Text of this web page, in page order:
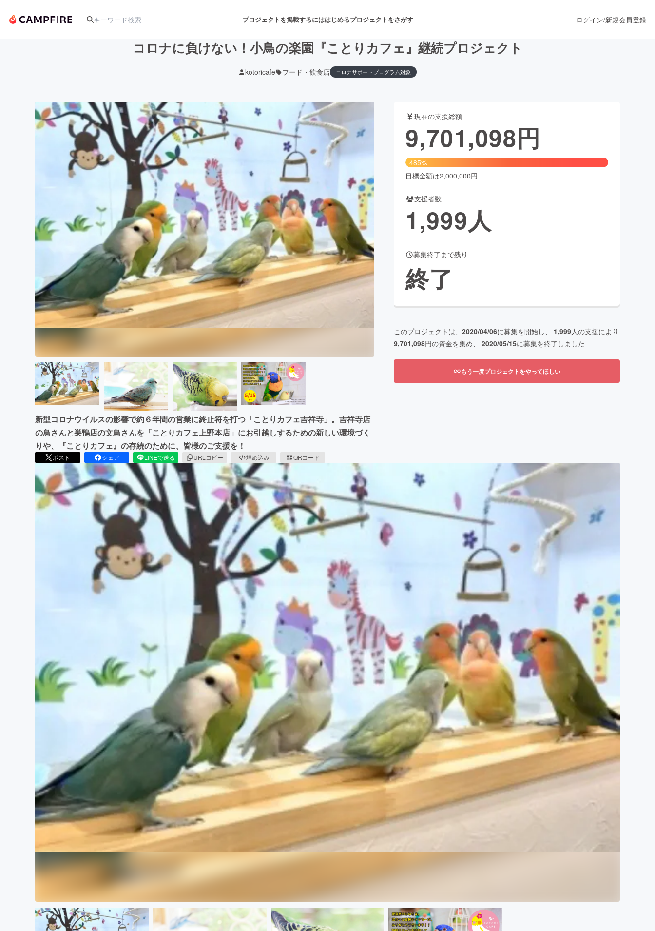
プロジェクトを掲載するにははじめるプロジェクトをさがす
アート・写真 音楽 舞台・パフォーマンス
テクノロジー・ガジェット ゲーム・サービス開発 フード・飲食店 ファッション
映像・映画 書籍・雑誌出版
ビジネス・起業 チャレンジ ビューティー・ヘルスケア
まちづくり・地域活性化
CAMPFIRE for Social GoodCAMPFIRE Creation
CAMPFIREふるさと納税machi-ya コミュニティ
ログイン/新規会員登録
コロナに負けない！小鳥の楽園『ことりカフェ』継続プロジェクト
kotoricafe フード・飲食店 コロナサポートプログラム対象
新型コロナウイルスの影響で約６年間の営業に終止符を打つ「ことりカフェ吉祥寺」。吉祥寺店
の鳥さんと巣鴨店の文鳥さんを「ことりカフェ上野本店」にお引越しするための新しい環境づく
りや、『ことりカフェ』の存続のために、皆様のご支援を！
ポスト シェア LINEで送る URLコピー 埋め込み QRコード
現在の支援総額
9,701,098円
485%
目標金額は2,000,000円
支援者数
1,999人
募集終了まで残り
終了
このプロジェクトは、 2020/04/06に募集を開始し、 1,999人の支援により
9,701,098円の資金を集め、 2020/05/15に募集を終了しました
もう一度プロジェクトをやってほしい